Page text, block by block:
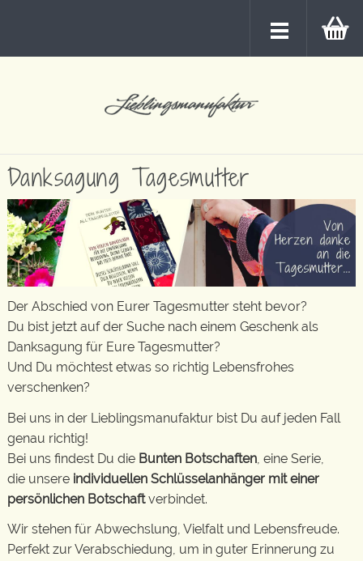
Danksagung Tagesmutter
Der Abschied von Eurer Tagesmutter steht bevor?
Du bist jetzt auf der Suche nach einem Geschenk als
Danksagung für Eure Tagesmutter?
Und Du möchtest etwas so richtig Lebensfrohes
verschenken?
Bei uns in der Lieblingsmanufaktur bist Du auf jeden Fall
genau richtig!
Bei uns findest Du die Bunten Botschaften , eine Serie,
die unsere individuellen Schlüsselanhänger mit einer
persönlichen Botschaftverbindet.
Wir stehen für Abwechslung, Vielfalt und Lebensfreude.
Perfekt zur Verabschiedung, um in guter Erinnerung zu